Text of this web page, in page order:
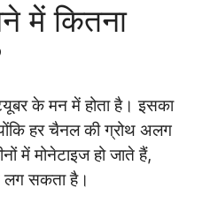
में कितना
के मन में होता है। इसका
हर चैनल की ग्रोथ अलग
में मोनेटाइज हो जाते हैं,
सकता है।